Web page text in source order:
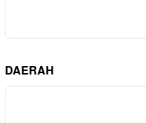
DAERAH